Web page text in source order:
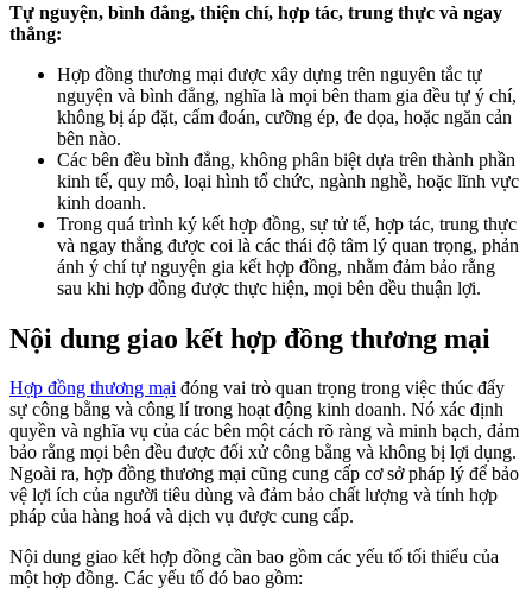
Tự nguyện, bình đẳng, thiện chí, hợp tác, trung thực và ngay
thẳng:
Hợp đồng thương mại được xây dựng trên nguyên tắc tự
nguyện và bình đẳng, nghĩa là mọi bên tham gia đều tự ý chí,
không bị áp đặt, cấm đoán, cưỡng ép, đe dọa, hoặc ngăn cản
bên nào.
Các bên đều bình đẳng, không phân biệt dựa trên thành phần
kinh tế, quy mô, loại hình tổ chức, ngành nghề, hoặc lĩnh vực
kinh doanh.
Trong quá trình ký kết hợp đồng, sự tử tế, hợp tác, trung thực
và ngay thẳng được coi là các thái độ tâm lý quan trọng, phản
ánh ý chí tự nguyện gia kết hợp đồng, nhằm đảm bảo rằng
sau khi hợp đồng được thực hiện, mọi bên đều thuận lợi.
Nội dung giao kết hợp đồng thương mại
Hợp đồng thương mại đóng vai trò quan trọng trong việc thúc đẩy
sự công bằng và công lí trong hoạt động kinh doanh. Nó xác định
quyền và nghĩa vụ của các bên một cách rõ ràng và minh bạch, đảm
bảo rằng mọi bên đều được đối xử công bằng và không bị lợi dụng.
Ngoài ra, hợp đồng thương mại cũng cung cấp cơ sở pháp lý để bảo
vệ lợi ích của người tiêu dùng và đảm bảo chất lượng và tính hợp
pháp của hàng hoá và dịch vụ được cung cấp.
Nội dung giao kết hợp đồng cần bao gồm các yếu tố tối thiểu của
một hợp đồng. Các yếu tố đó bao gồm: